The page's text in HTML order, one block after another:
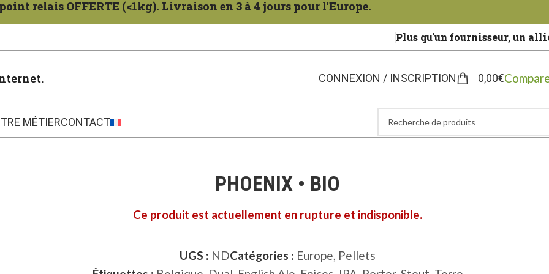
relais OFFERTE (<1kg). Livraison en 3 à 4 jours pour l'Europe.
Plus qu'un fournisseur, un
CONNEXION / INSCRIPTION 0,00€
MÉTIERCONTACT
PHOENIX • BIO
Ce produit est actuellement en rupture et indisponible.
UGS : NDCatégories : Europe, Pellets